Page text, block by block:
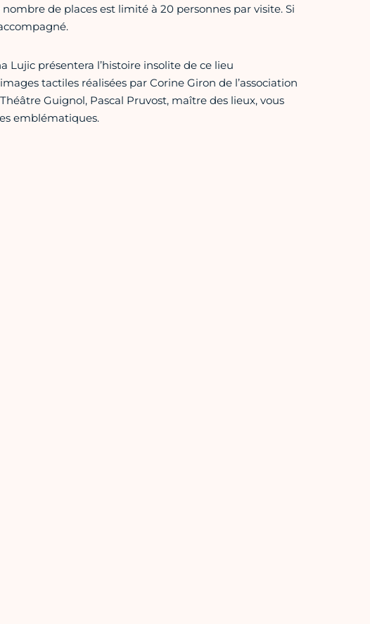
de places est limité à 20 personnes par visite. Si
Lujic présentera l’histoire insolite de ce lieu
tactiles réalisées par Corine Giron de l’association
Guignol, Pascal Pruvost, maître des lieux, vous
emblématiques.